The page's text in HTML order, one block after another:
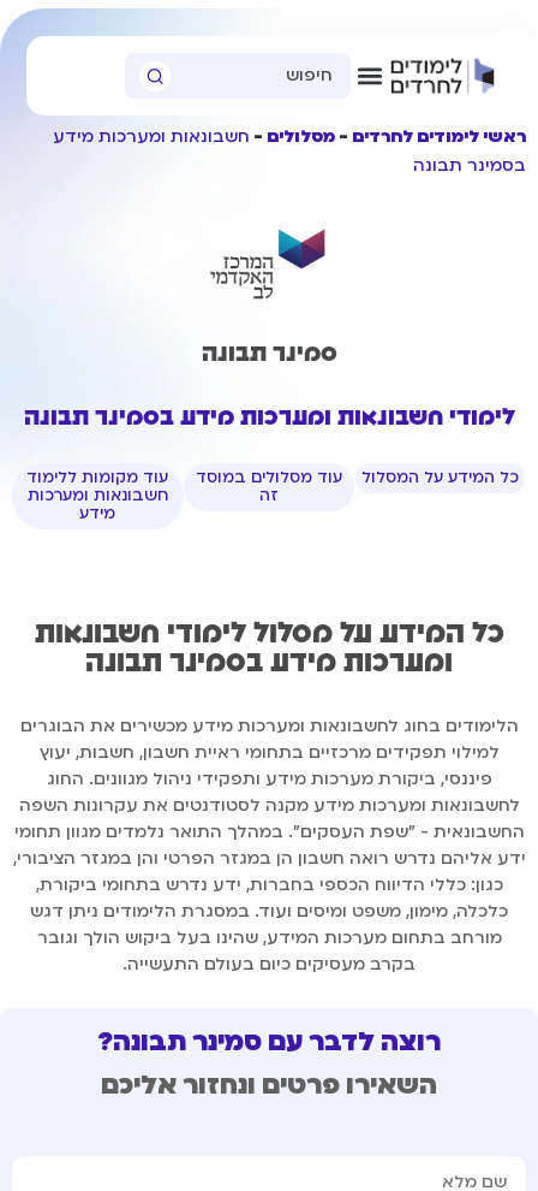
ראשי לימודים לחרדים מסלולים
חשבונאות ומערכות מידע
בסמינר תבונה
סמינר תבונה
לימודי חשבונאות ומערכות מידע בסמינר תבונה
כל המידע על המסלול
עוד מסלולים במוסד
זה
עוד מקומות ללימוד
חשבונאות ומערכות
מידע
כל המידע על מסלול לימודי חשבונאות
ומערכות מידע בסמינר תבונה
הלימודים בחוג לחשבונאות ומערכות מידע מכשירים את הבוגרים
למילוי תפקידים מרכזיים בתחומי ראיית חשבון, חשבות, יעוץ
פיננסי, ביקורת מערכות מידע ותפקידי ניהול מגוונים. החוג
לחשבונאות ומערכות מידע מקנה לסטודנטים את עקרונות השפה
החשבונאית - "שפת העסקים". במהלך התואר נלמדים מגוון תחומי
ידע אליהם נדרש רואה חשבון הן במגזר הפרטי והן במגזר הציבורי,
כגון: כללי הדיווח הכספי בחברות, ידע נדרש בתחומי ביקורת,
כלכלה, מימון, משפט ומיסים ועוד. במסגרת הלימודים ניתן דגש
מורחב בתחום מערכות המידע, שהינו בעל ביקוש הולך וגובר
בקרב מעסיקים כיום בעולם התעשייה.
רוצה לדבר עם סמינר תבונה?
השאירו פרטים ונחזור אליכם